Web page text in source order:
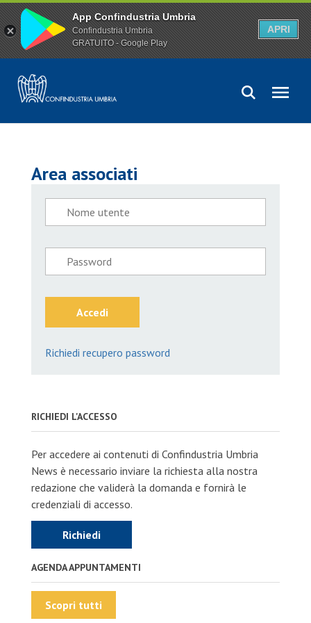
Area associati
Accedi
Richiedi recupero password
RICHIEDI L'ACCESSO
Per accedere ai contenuti di Confindustria Umbria
News è necessario inviare la richiesta alla nostra
redazione che validerà la domanda e fornirà le
credenziali di accesso.
Richiedi
AGENDA APPUNTAMENTI
Scopri tutti
App Confindustria Umbria
Confindustria Umbria
GRATUITO - Google Play
APRI